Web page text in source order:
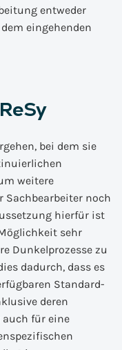
entweder
eingehenden
bei dem sie
weitere
Sachbearbeiter noch
hierfür ist
sehr
Dunkelprozesse zu
dadurch, dass es
Standard-
deren
für eine